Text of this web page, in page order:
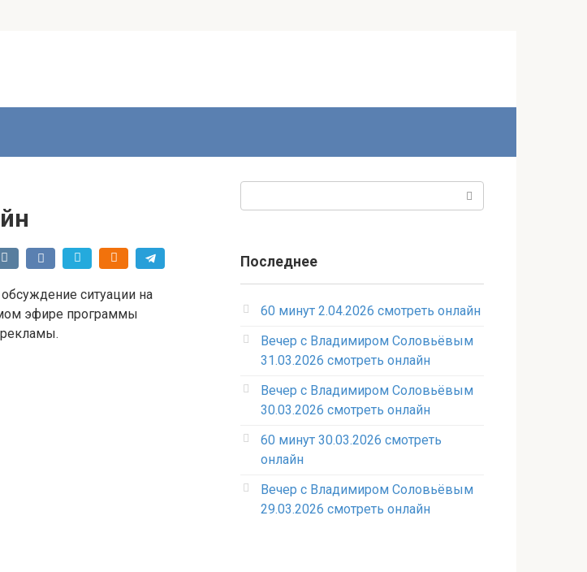
ситуации на
эфире программы
Последнее
60 минут 2.04.2026 смотреть онлайн
Вечер с Владимиром Соловьёвым
31.03.2026 смотреть онлайн
Вечер с Владимиром Соловьёвым
30.03.2026 смотреть онлайн
60 минут 30.03.2026 смотреть
онлайн
Вечер с Владимиром Соловьёвым
29.03.2026 смотреть онлайн